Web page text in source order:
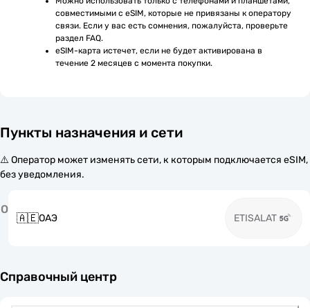
совместимыми с eSIM, которые не привязаны к оператору
связи. Если у вас есть сомнения, пожалуйста, проверьте
раздел FAQ.
eSIM-карта истечет, если не будет активирована в
течение 2 месяцев с момента покупки.
Пункты назначения и сети
⚠️ Оператор может изменять сети, к которым подключается eSIM,
без уведомления.
О
🇦🇪ОАЭ ETISALAT
Справочный центр